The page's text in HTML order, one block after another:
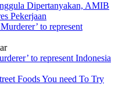
Dipertanyakan, AMIB
Pekerjaan
to represent Indonesia